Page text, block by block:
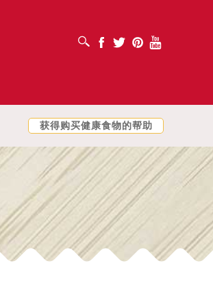
打开搜索框 Facebook
Twitter PinterestYoutube
获得购买健康食物的帮助